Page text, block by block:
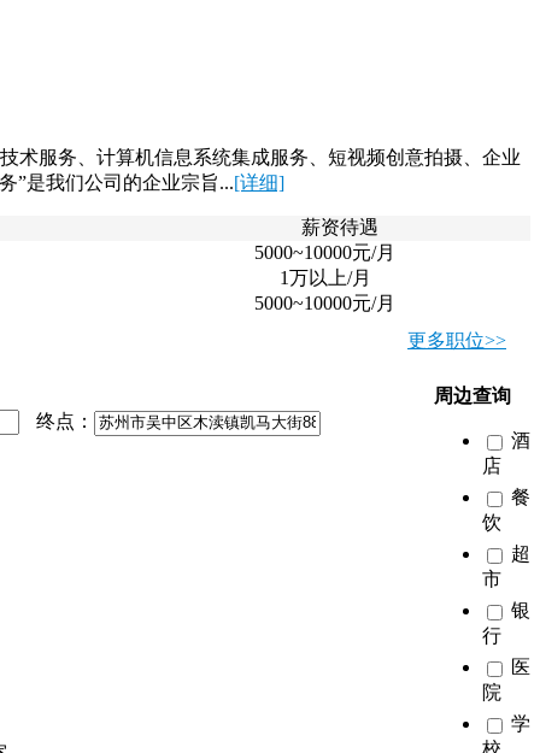
术服务、计算机信息系统集成服务、短视频创意拍摄、企业
”是我们公司的企业宗旨...[详细]
薪资待遇
5000~10000元/月
1万以上/月
5000~10000元/月
更多职位>>
周边查询
酒
店
餐
饮
超
市
银
行
医
院
学
校
终点：